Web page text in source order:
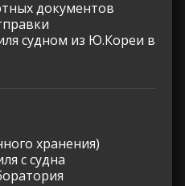
документов
судном из Ю.Кореи в
хранения)
с судна